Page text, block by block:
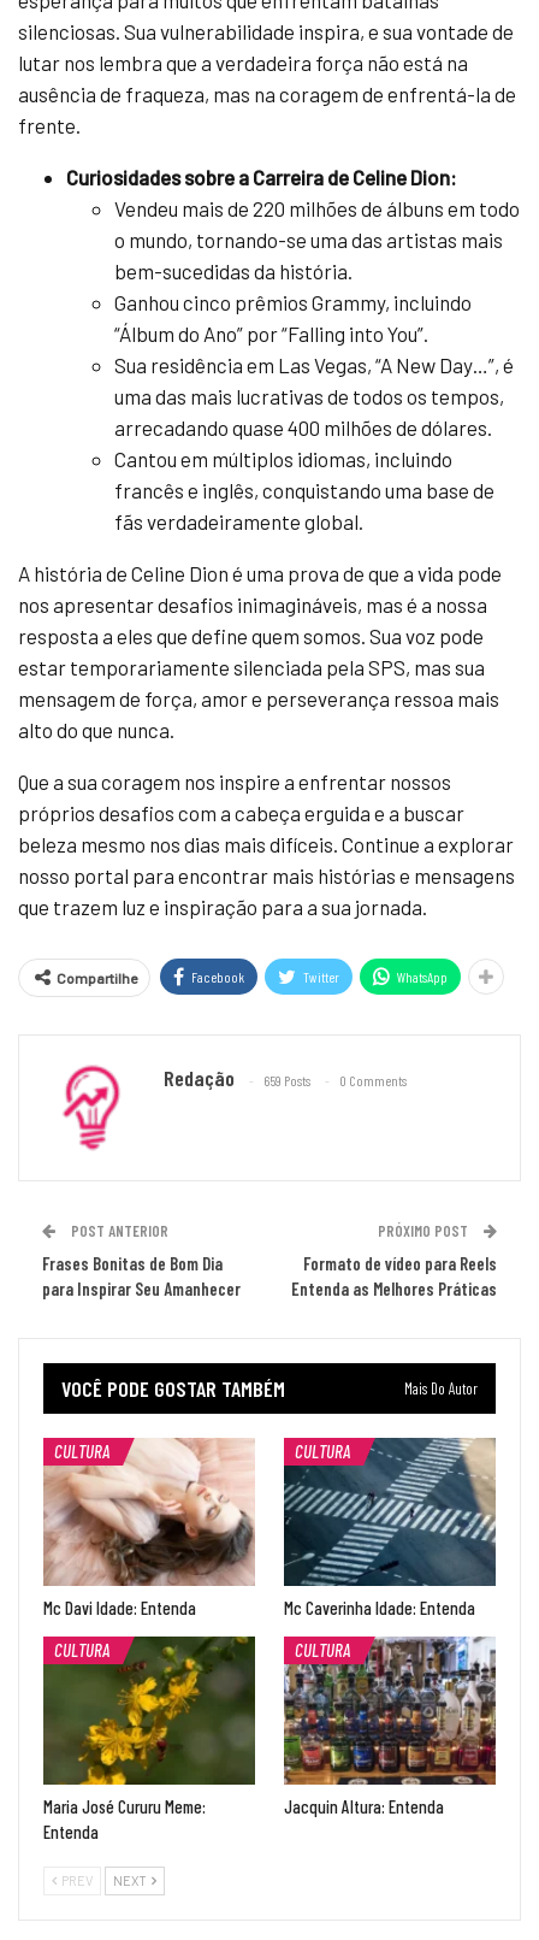
silenciosas. Sua vulnerabilidade inspira, e sua vontade de
lutar nos lembra que a verdadeira força não está na
ausência de fraqueza, mas na coragem de enfrentá-la de
frente.
Curiosidades sobre a Carreira de Celine Dion:
Vendeu mais de 220 milhões de álbuns em todo
o mundo, tornando-se uma das artistas mais
bem-sucedidas da história.
Ganhou cinco prêmios Grammy, incluindo
“Álbum do Ano” por “Falling into You”.
Sua residência em Las Vegas, “A New Day…”, é
uma das mais lucrativas de todos os tempos,
arrecadando quase 400 milhões de dólares.
Cantou em múltiplos idiomas, incluindo
francês e inglês, conquistando uma base de
fãs verdadeiramente global.
A história de Celine Dion é uma prova de que a vida pode
nos apresentar desafios inimagináveis, mas é a nossa
resposta a eles que define quem somos. Sua voz pode
estar temporariamente silenciada pela SPS, mas sua
mensagem de força, amor e perseverança ressoa mais
alto do que nunca.
Que a sua coragem nos inspire a enfrentar nossos
próprios desafios com a cabeça erguida e a buscar
beleza mesmo nos dias mais difíceis. Continue a explorar
nosso portal para encontrar mais histórias e mensagens
que trazem luz e inspiração para a sua jornada.
Compartilhe Facebook Twitter WhatsApp
Redação 659 Posts 0 Comments
POST ANTERIOR
Frases Bonitas de Bom Dia
para Inspirar Seu Amanhecer
PRÓXIMO POST
Formato de vídeo para Reels
Entenda as Melhores Práticas
VOCÊ PODE GOSTAR TAMBÉM Mais Do Autor
CULTURA
Mc Davi Idade: Entenda
CULTURA
Mc Caverinha Idade: Entenda
CULTURA
Maria José Cururu Meme:
Entenda
CULTURA
Jacquin Altura: Entenda
PREV NEXT